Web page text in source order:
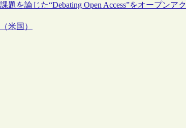
を論じた“Debating Open Access”をオープンアク
米国）